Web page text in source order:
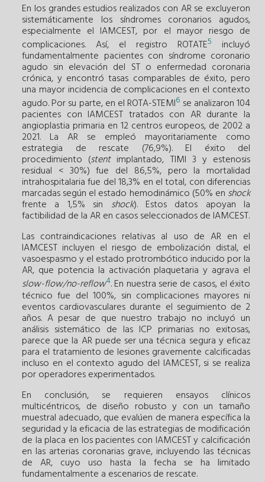
En los grandes estudios realizados con AR se excluyeron
sistemáticamente los síndromes coronarios agudos,
especialmente el IAMCEST, por el mayor riesgo de
complicaciones. Así, el registro ROTATE5 incluyó
fundamentalmente pacientes con síndrome coronario
agudo sin elevación del ST o enfermedad coronaria
crónica, y encontró tasas comparables de éxito, pero
una mayor incidencia de complicaciones en el contexto
agudo. Por su parte, en el ROTA-STEMI6 se analizaron 104
pacientes con IAMCEST tratados con AR durante la
angioplastia primaria en 12 centros europeos, de 2002 a
2021. La AR se empleó mayoritariamente como
estrategia de rescate (76,9%). El éxito del
procedimiento (stentimplantado, TIMI 3 y estenosis
residual < 30%) fue del 86,5%, pero la mortalidad
intrahospitalaria fue del 18,3% en el total, con diferencias
marcadas según el estado hemodinámico (50% en shock
frente a 1,5% sin shock). Estos datos apoyan la
factibilidad de la AR en casos seleccionados de IAMCEST.
Las contraindicaciones relativas al uso de AR en el
IAMCEST incluyen el riesgo de embolización distal, el
vasoespasmo y el estado protrombótico inducido por la
AR, que potencia la activación plaquetaria y agrava el
slow-flow/no-reflow4. En nuestra serie de casos, el éxito
técnico fue del 100%, sin complicaciones mayores ni
eventos cardiovasculares durante el seguimiento de 2
años. A pesar de que nuestro trabajo no incluyó un
análisis sistemático de las ICP primarias no exitosas,
parece que la AR puede ser una técnica segura y eficaz
para el tratamiento de lesiones gravemente calcificadas
incluso en el contexto agudo del IAMCEST, si se realiza
por operadores experimentados.
En conclusión, se requieren ensayos clínicos
multicéntricos, de diseño robusto y con un tamaño
muestral adecuado, que evalúen de manera específica la
seguridad y la eficacia de las estrategias de modificación
de la placa en los pacientes con IAMCEST y calcificación
en las arterias coronarias grave, incluyendo las técnicas
de AR, cuyo uso hasta la fecha se ha limitado
fundamentalmente a escenarios de rescate.